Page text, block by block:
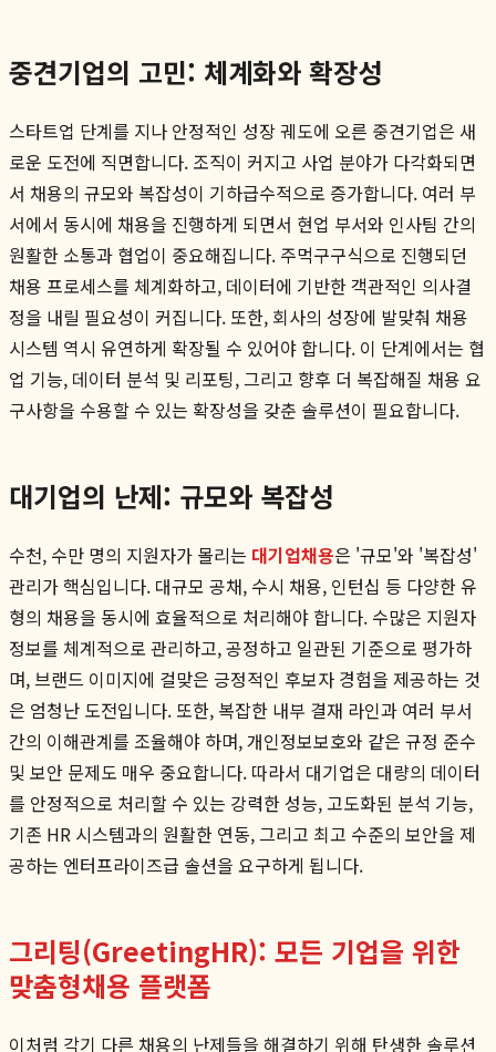
중견기업의 고민: 체계화와 확장성
스타트업 단계를 지나 안정적인 성장 궤도에 오른 중견기업은 새
로운 도전에 직면합니다. 조직이 커지고 사업 분야가 다각화되면
서 채용의 규모와 복잡성이 기하급수적으로 증가합니다. 여러 부
서에서 동시에 채용을 진행하게 되면서 현업 부서와 인사팀 간의
원활한 소통과 협업이 중요해집니다. 주먹구구식으로 진행되던
채용 프로세스를 체계화하고, 데이터에 기반한 객관적인 의사결
정을 내릴 필요성이 커집니다. 또한, 회사의 성장에 발맞춰 채용
시스템 역시 유연하게 확장될 수 있어야 합니다. 이 단계에서는 협
업 기능, 데이터 분석 및 리포팅, 그리고 향후 더 복잡해질 채용 요
구사항을 수용할 수 있는 확장성을 갖춘 솔루션이 필요합니다.
대기업의 난제: 규모와 복잡성
수천, 수만 명의 지원자가 몰리는 대기업채용은 '규모'와 '복잡성'
관리가 핵심입니다. 대규모 공채, 수시 채용, 인턴십 등 다양한 유
형의 채용을 동시에 효율적으로 처리해야 합니다. 수많은 지원자
정보를 체계적으로 관리하고, 공정하고 일관된 기준으로 평가하
며, 브랜드 이미지에 걸맞은 긍정적인 후보자 경험을 제공하는 것
은 엄청난 도전입니다. 또한, 복잡한 내부 결재 라인과 여러 부서
간의 이해관계를 조율해야 하며, 개인정보보호와 같은 규정 준수
및 보안 문제도 매우 중요합니다. 따라서 대기업은 대량의 데이터
를 안정적으로 처리할 수 있는 강력한 성능, 고도화된 분석 기능,
기존 HR 시스템과의 원활한 연동, 그리고 최고 수준의 보안을 제
공하는 엔터프라이즈급 솔션을 요구하게 됩니다.
그리팅(GreetingHR): 모든 기업을 위한
맞춤형채용 플랫폼
이처럼 각기 다른 채용의 난제들을 해결하기 위해 탄생한 솔루션